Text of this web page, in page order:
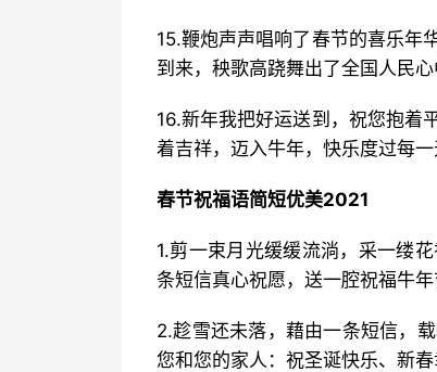
15.鞭炮声声唱响了春节的喜乐年
到来，秧歌高跷舞出了全国人民
16.新年我把好运送到，祝您抱着
着吉祥，迈入牛年，快乐度过每一
春节祝福语简短优美2021
1.剪一束月光缓缓流淌，采一缕
条短信真心祝愿，送一腔祝福牛年
2.趁雪还未落，藉由一条短信，
您和您的家人：祝圣诞快乐、新春